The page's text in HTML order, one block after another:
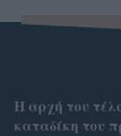
Η αρχή του
καταδίκη του